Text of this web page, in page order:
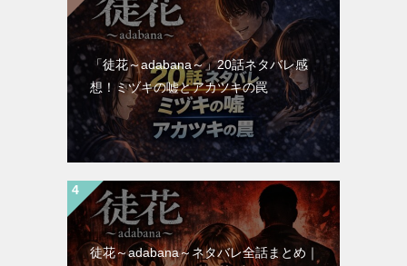
「徒花～adabana～」20話ネタバレ感
想！ミヅキの嘘とアカツキの罠
徒花～adabana～ネタバレ全話まとめ｜